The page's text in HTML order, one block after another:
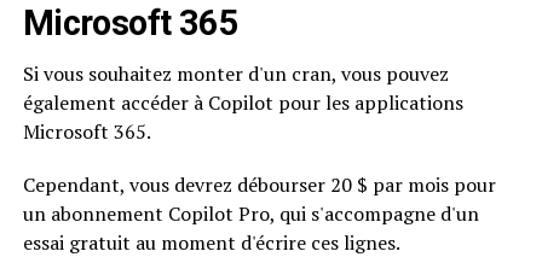
Microsoft 365
Si vous souhaitez monter d'un cran, vous pouvez
également accéder à Copilot pour les applications
Microsoft 365.
Cependant, vous devrez débourser 20 $ par mois pour
un abonnement Copilot Pro, qui s'accompagne d'un
essai gratuit au moment d'écrire ces lignes.